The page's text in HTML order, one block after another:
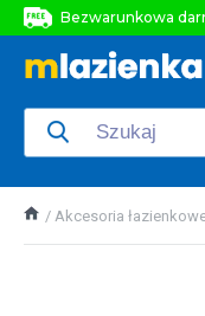
Bezwarunkowa
Bezwarunkowa
Akcesoria